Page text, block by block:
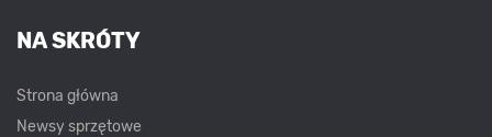
NA SKRÓTY
Strona główna
Newsy sprzętowe